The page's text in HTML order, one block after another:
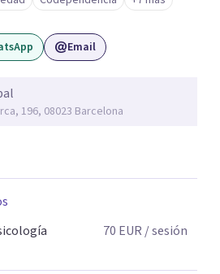
Email
196, 08023 Barcelona
70 EUR / sesión